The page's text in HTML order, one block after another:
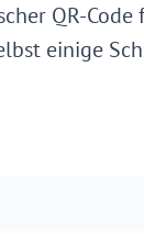
QR-
einige